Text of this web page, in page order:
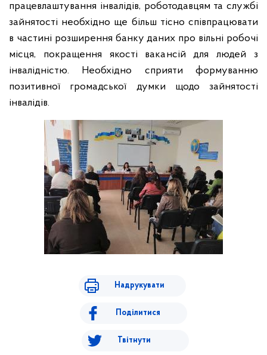
працевлаштування інвалідів, роботодавцям та службі
зайнятості необхідно ще більш тісно співпрацювати
в частині розширення банку даних про вільні робочі
місця, покращення якості вакансій для людей з
інвалідністю. Необхідно сприяти формуванню
позитивної громадської думки щодо зайнятості
інвалідів.
Надрукувати
Поділитися
Твітнути